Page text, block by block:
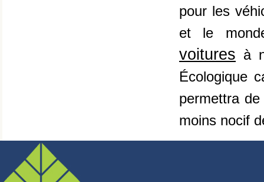
pour les
et le
voitures à
Écologique
permettra
moins nocif